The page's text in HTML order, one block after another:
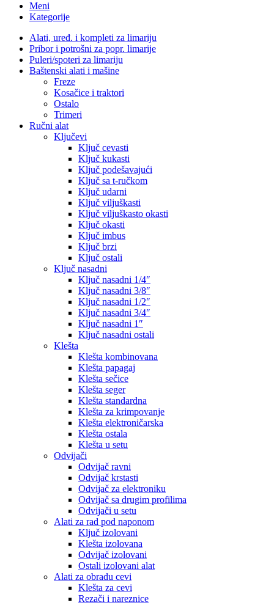
Meni
Kategorije
Alati, uređ. i kompleti za limariju
Pribor i potrošni za popr. limarije
Puleri/spoteri za limariju
Baštenski alati i mašine
Freze
Kosačice i traktori
Ostalo
Trimeri
Ručni alat
Ključevi
Ključ cevasti
Ključ kukasti
Ključ podešavajući
Ključ sa t-ručkom
Ključ udarni
Ključ viljuškasti
Ključ viljuškasto okasti
Ključ okasti
Ključ imbus
Ključ brzi
Ključ ostali
Ključ nasadni
Ključ nasadni 1/4″
Ključ nasadni 3/8″
Ključ nasadni 1/2″
Ključ nasadni 3/4″
Ključ nasadni 1″
Ključ nasadni ostali
Klešta
Klešta kombinovana
Klešta papagaj
Klešta sečice
Klešta seger
Klešta standardna
Klešta za krimpovanje
Klešta elektroničarska
Klešta ostala
Klešta u setu
Odvijači
Odvijač ravni
Odvijač krstasti
Odvijač za elektroniku
Odvijač sa drugim profilima
Odvijači u setu
Alati za rad pod naponom
Ključ izolovani
Klešta izolovana
Odvijač izolovani
Ostali izolovani alat
Alati za obradu cevi
Klešta za cevi
Rezači i nareznice